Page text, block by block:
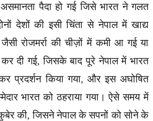
पैदा हो गई जिसे भारत ने गलत
देशों की इसी चिंता से नेपाल में खाद्य
जैसी रोजमर्रा की चीज़ों में कमी आ गई या
दी गई, जिसके बाद पूरे नेपाल में भारत
प्रदर्शन किया गया, और इस अघोषित
भारत को ठहराया गया। ऐसे समय में
की, जिसने नेपाल के सपनों को सोने के